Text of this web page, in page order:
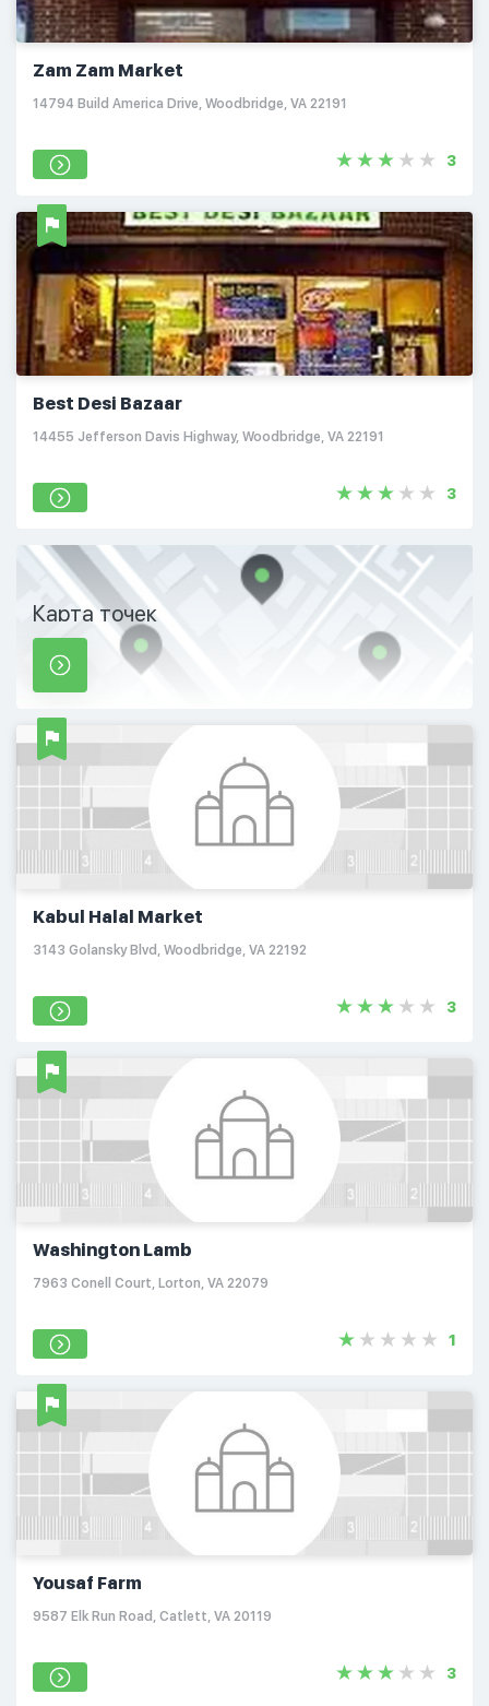
Zam Zam Market
14794 Build America Drive, Woodbridge, VA 22191
3
Best Desi Bazaar
14455 Jefferson Davis Highway, Woodbridge, VA 22191
3
Карта точек
Kabul Halal Market
3143 Golansky Blvd, Woodbridge, VA 22192
3
Washington Lamb
7963 Conell Court, Lorton, VA 22079
1
Yousaf Farm
9587 Elk Run Road, Catlett, VA 20119
3